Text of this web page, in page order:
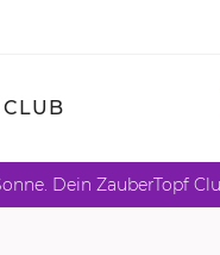
CLUB
Dein ZauberTopf